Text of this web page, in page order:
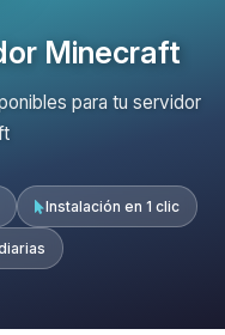
Minecraft
para tu servidor
Instalación en 1 clic